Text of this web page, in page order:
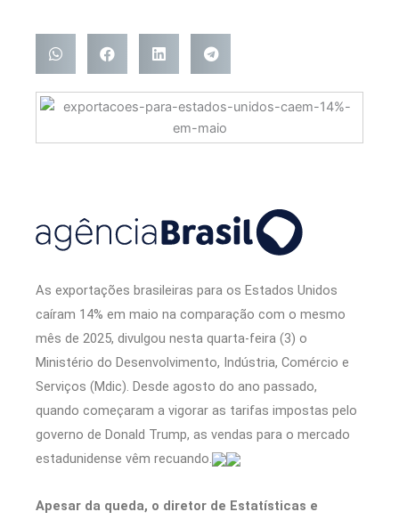
As exportações brasileiras para os Estados Unidos
caíram 14% em maio na comparação com o mesmo
mês de 2025, divulgou nesta quarta-feira (3) o
Ministério do Desenvolvimento, Indústria, Comércio e
Serviços (Mdic). Desde agosto do ano passado,
quando começaram a vigorar as tarifas impostas pelo
governo de Donald Trump, as vendas para o mercado
estadunidense vêm recuando.
Apesar da queda, o diretor de Estatísticas e